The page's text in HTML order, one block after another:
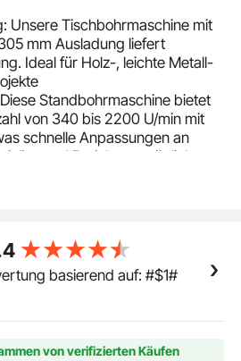
Unsere Tischbohrmaschine mit
mm Ausladung liefert
Ideal für Holz-, leichte Metall-
Standbohrmaschine bietet
von 340 bis 2200 U/min mit
schnelle Anpassungen an
und Projekte ermöglicht
Erzielen Sie höchste Präzision
bohren möchten
Diese Bohrmaschine ist auf
verfügt über eine
Arbeitstisch: Dank des
basierend auf: #$1#
von verifizierten Käufen